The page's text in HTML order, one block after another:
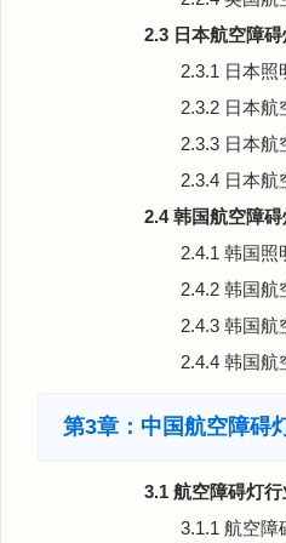
2.3 日本航空障
2.3.1 日本
2.3.2 日本
2.3.3 日本航
2.3.4 日本
2.4 韩国航空障
2.4.1 韩国
2.4.2 韩国
2.4.3 韩国航
2.4.4 韩国
第3章：中国航空障碍
3.1 航空障碍灯
3.1.1 航空障